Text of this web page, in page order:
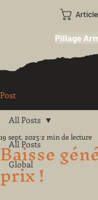
Pillage
Post
All Posts
Global
All Posts
Baisse
prix !
19 sept. 2025 2 min de lecture